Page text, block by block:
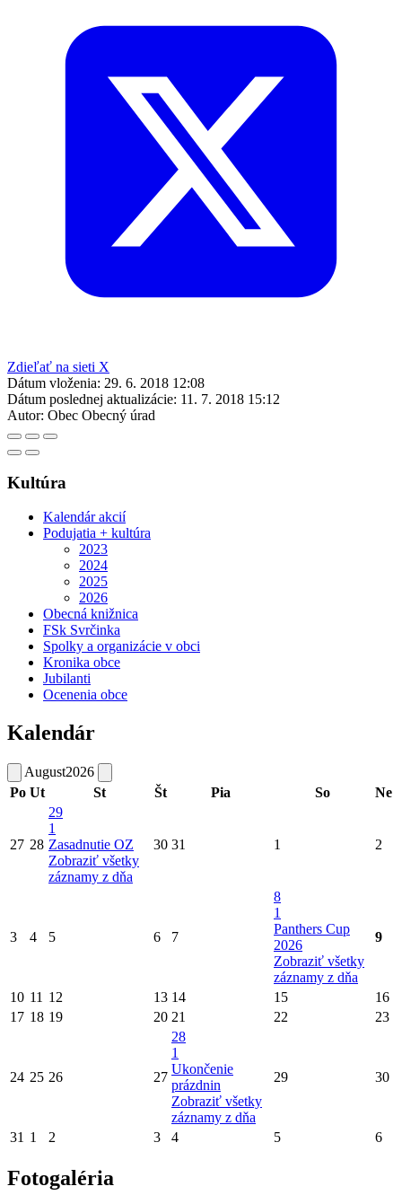
Zdieľať na sieti X
Dátum vloženia: 29. 6. 2018 12:08
Dátum poslednej aktualizácie: 11. 7. 2018 15:12
Autor: Obec Obecný úrad
Kultúra
Kalendár akcií
Podujatia + kultúra
2023
2024
2025
2026
Obecná knižnica
FSk Svrčinka
Spolky a organizácie v obci
Kronika obce
Jubilanti
Ocenenia obce
Kalendár
August2026
Po Ut St Št Pia So Ne
27 28
29
1
Zasadnutie OZ
Zobraziť všetky
záznamy z dňa
30 31 1 2
3 4 5 6 7
8
1
Panthers Cup
2026
Zobraziť všetky
záznamy z dňa
9
10 11 12 13 14 15
16
17 18 19 20 21 22 23
24 25 26 27
28
1
Ukončenie
prázdnin
Zobraziť všetky
záznamy z dňa
29 30
31 1 2 3 4 5 6
Fotogaléria